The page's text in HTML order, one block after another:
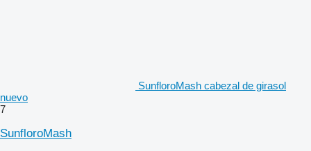
SunfloroMash cabezal de girasol
nuevo
7
SunfloroMash